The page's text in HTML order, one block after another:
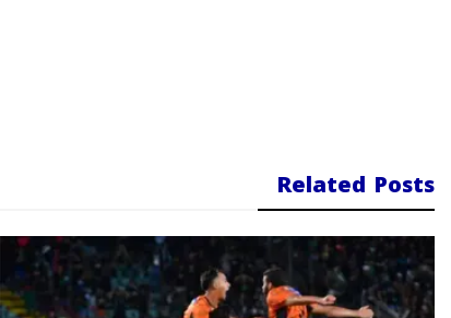
Related Posts